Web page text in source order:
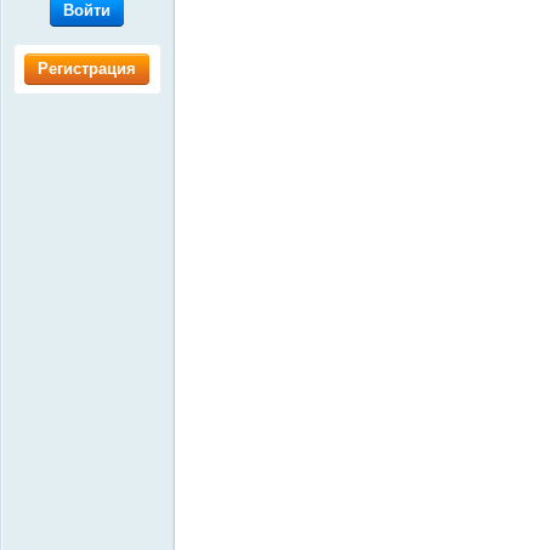
Войти
Регистрация